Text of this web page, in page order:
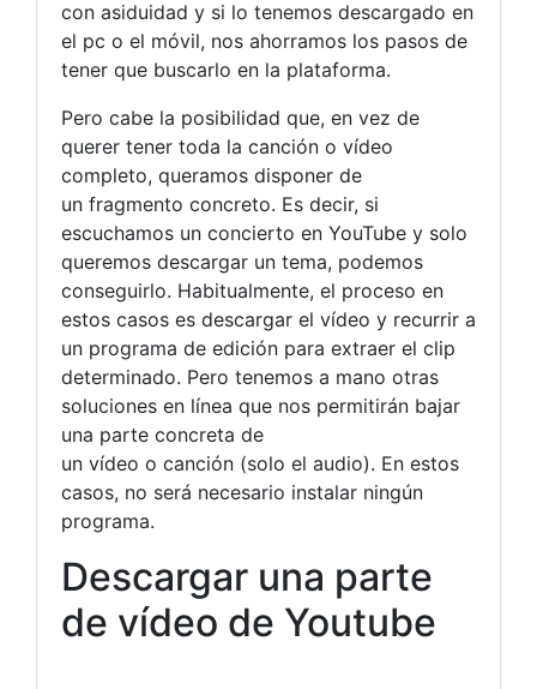
con asiduidad y si lo tenemos descargado en
el pc o el móvil, nos ahorramos los pasos de
tener que buscarlo en la plataforma.
Pero cabe la posibilidad que, en vez de
querer tener toda la canción o vídeo
completo, queramos disponer de
un fragmento concreto. Es decir, si
escuchamos un concierto en YouTube y solo
queremos descargar un tema, podemos
conseguirlo. Habitualmente, el proceso en
estos casos es descargar el vídeo y recurrir a
un programa de edición para extraer el clip
determinado. Pero tenemos a mano otras
soluciones en línea que nos permitirán bajar
una parte concreta de
un vídeo o canción (solo el audio). En estos
casos, no será necesario instalar ningún
programa.
Descargar una parte
de vídeo de Youtube